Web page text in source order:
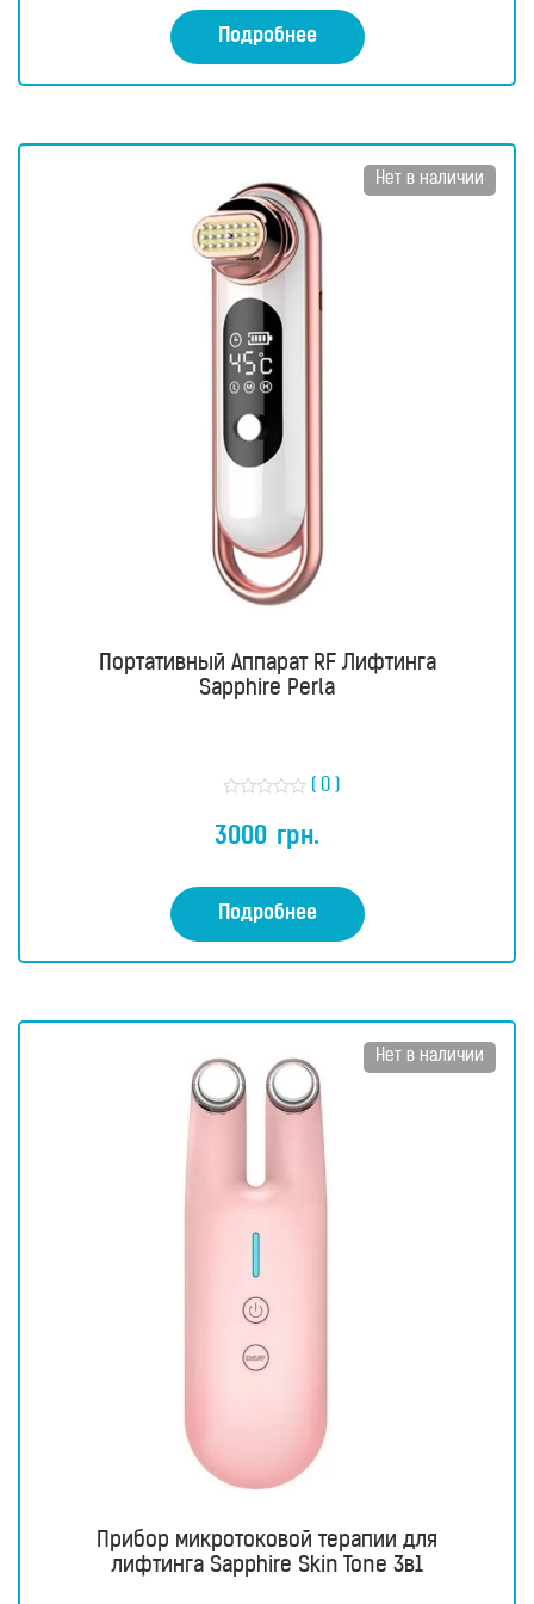
а
0
и
Подробнее
Нет в наличии
Портативный Аппарат RF Лифтинга
Sapphire Perla
ц
е
а
0
и
( 0 )
3000 грн.
Подробнее
Нет в наличии
Прибор микротоковой терапии для
лифтинга Sapphire Skin Tone 3в1